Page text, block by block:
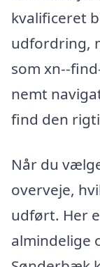
kvalificeret
udfordring,
som xn--
nemt
find den
Når du
overveje,
udført. Her
almindelige